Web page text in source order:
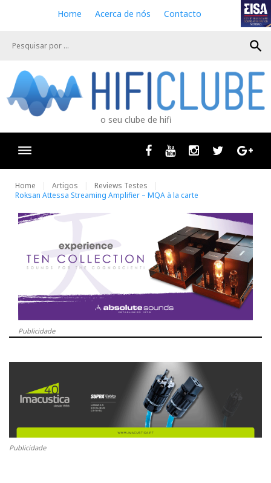
e
Home Acerca de nós Contacto
search
o seu clube de hifi
Facebook
Youtube InstagramTwitter
Home Artigos
Reviews Testes
Roksan Attessa Streaming Amplifier – MQA à la carte
Publicidade
Publicidade